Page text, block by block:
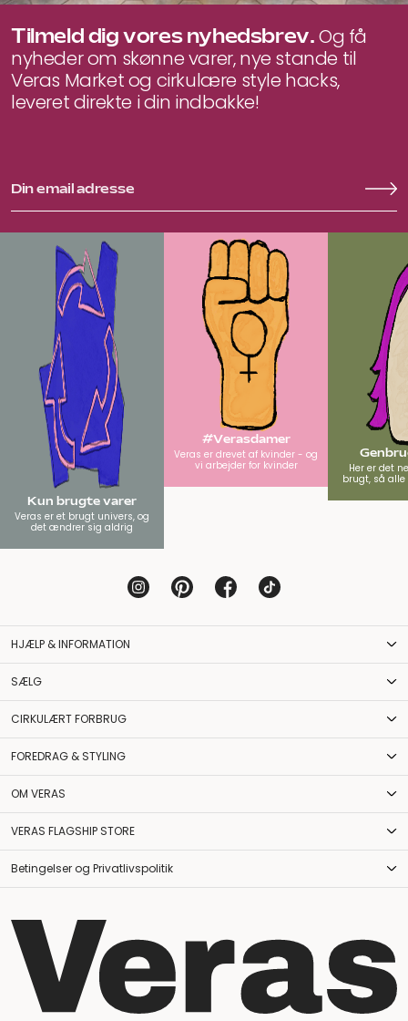
Tilmeld dig vores nyhedsbrev.Og få
nyheder om skønne varer, nye stande til
Veras Market og cirkulære style hacks,
leveret direkte i din indbakke!
Kun brugte varer
Veras er et brugt univers, og
det ændrer sig aldrig
#Verasdamer
Veras er drevet af kvinder - og
vi arbejder for kvinder
Her er det
brugt, så
HJÆLP & INFORMATION
SÆLG
CIRKULÆRT FORBRUG
FOREDRAG & STYLING
OM VERAS
VERAS FLAGSHIP STORE
Betingelser og Privatlivspolitik